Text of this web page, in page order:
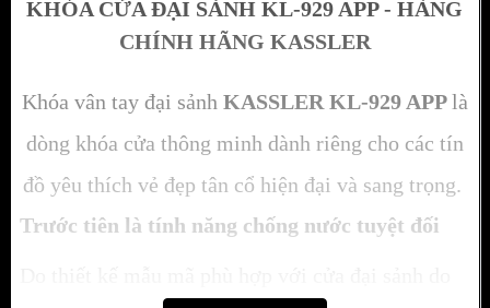
KHÓA CỬA ĐẠI SẢNH KL-929 APP - HÀNG
CHÍNH HÃNG KASSLER
Khóa vân tay đại sảnh KASSLER KL-929 APPlà
dòng khóa cửa thông minh dành riêng cho các tín
đồ yêu thích vẻ đẹp tân cổ hiện đại và sang trọng.
Trước tiên là tính năng chống nước tuyệt đối